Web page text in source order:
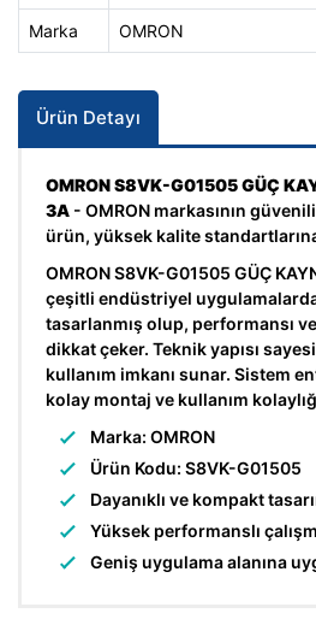
Marka OMRON
Ürün Detayı
OMRON S8VK-G01505 GÜÇ
3A - OMRON markasının
ürün, yüksek kalite
OMRON S8VK-G01505 GÜÇ
çeşitli endüstriyel
tasarlanmış olup, performansı ve
dikkat çeker. Teknik yapısı
kullanım imkanı sunar. Sistem
kolay montaj ve kullanım
Marka: OMRON
Ürün Kodu: S8VK-G01505
Dayanıklı ve kompakt
Yüksek performanslı
Geniş uygulama alanına